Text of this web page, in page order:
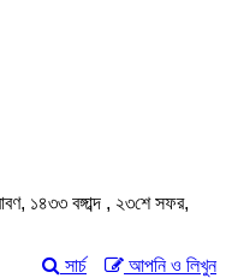
১৪৩৩ বঙ্গাব্দ , ২৩শে সফর,
আপনি ও লিখুন
সার্চ